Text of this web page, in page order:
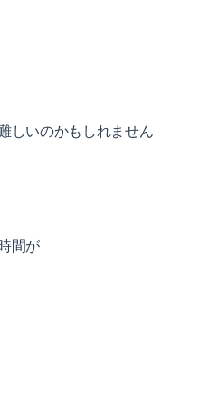
しいのかもしれません
間が